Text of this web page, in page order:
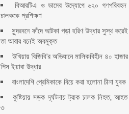
বিআরটিএ ও ডামের উদ্যোগে ৬২০ গণপরিবহন
চালককে প্রশিক্ষণ
সুন্দরবনে ফাঁদে আটকা পড়া হরিণ উদ্ধার সুস্থ করেই
তা আবার বনেই অবমুক্ত
উখিয়ায় বিজিবি’র অভিযানে মালিকবিহীন ৪০ হাজার
পিস ইয়াবা উদ্ধার
বাংলাদেশি প্রেমিকাকে বিয়ে করা হলোনা চীনা যুবক
কুষ্টিয়ায় সড়ক দূর্ঘটনায় ট্রাক চালক নিহত, আহত
৩